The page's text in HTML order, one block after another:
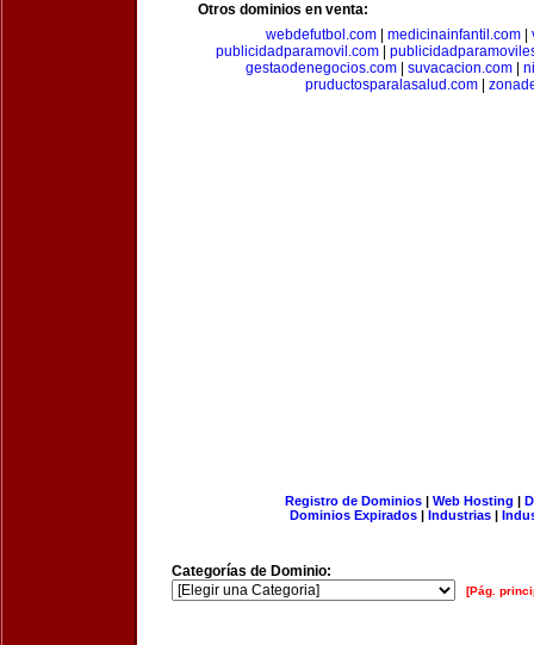
Otros dominios en venta:
webdefutbol.com
medicinainfantil.com
publicidadparamovil.com
gestaodenegocios.com| suvacacion.com|
pruductosparalasalud.com|
Registro de Dominios| Web Hosting |
Dominios Expirados | Industrias |
Categorías de Dominio:
[Pág.